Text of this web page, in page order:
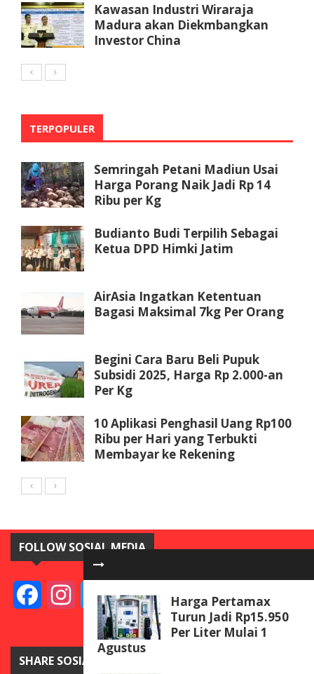
Harga Pertamax
Turun Jadi Rp15.950
Per Liter Mulai 1
Agustus
Kawasan Industri Wiraraja
Madura akan Diekmbangkan
Investor China
TERPOPULER
Semringah Petani Madiun Usai
Harga Porang Naik Jadi Rp 14
Ribu per Kg
Budianto Budi Terpilih Sebagai
Ketua DPD Himki Jatim
AirAsia Ingatkan Ketentuan
Bagasi Maksimal 7kg Per Orang
Begini Cara Baru Beli Pupuk
Subsidi 2025, Harga Rp 2.000-an
Per Kg
10 Aplikasi Penghasil Uang Rp100
Ribu per Hari yang Terbukti
Membayar ke Rekening
FOLLOW SOSIAL MEDIA
FacebookInstagramTwitterYouTube
SHARE SOSIAL MEDIA